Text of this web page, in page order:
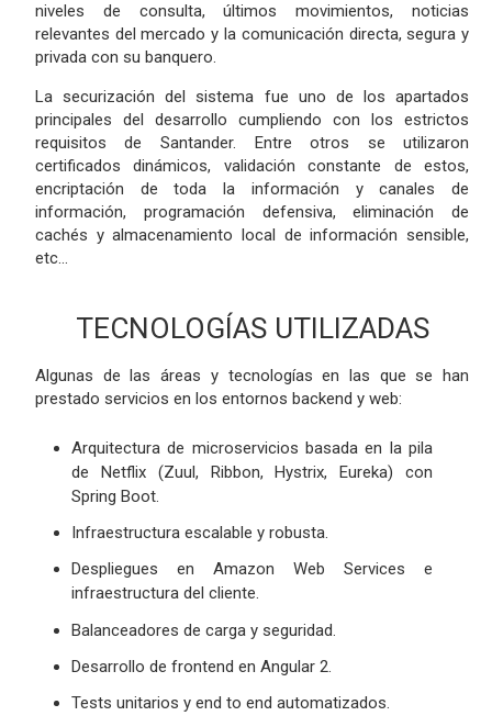
niveles de consulta, últimos movimientos, noticias
relevantes del mercado y la comunicación directa, segura y
privada con su banquero.
La securización del sistema fue uno de los apartados
principales del desarrollo cumpliendo con los estrictos
requisitos de Santander. Entre otros se utilizaron
certificados dinámicos, validación constante de estos,
encriptación de toda la información y canales de
información, programación defensiva, eliminación de
cachés y almacenamiento local de información sensible,
etc…
TECNOLOGÍAS UTILIZADAS
Algunas de las áreas y tecnologías en las que se han
prestado servicios en los entornos backend y web:
Arquitectura de microservicios basada en la pila
de Netflix (Zuul, Ribbon, Hystrix, Eureka) con
Spring Boot.
Infraestructura escalable y robusta.
Despliegues en Amazon Web Services e
infraestructura del cliente.
Balanceadores de carga y seguridad.
Desarrollo de frontend en Angular 2.
Tests unitarios y end to end automatizados.